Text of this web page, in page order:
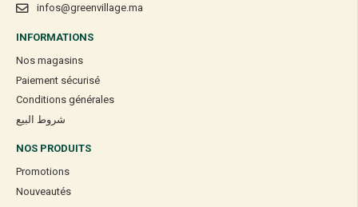
infos@greenvillage.ma
INFORMATIONS
Nos magasins
Paiement sécurisé
Conditions générales
شروط البيع
NOS PRODUITS
Promotions
Nouveautés